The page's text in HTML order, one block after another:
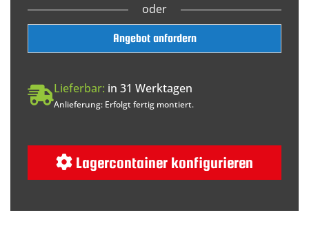
oder
Angebot anfordern
Lieferbar: in 31 Werktagen
Anlieferung: Erfolgt fertig montiert.
Lagercontainer konfigurieren